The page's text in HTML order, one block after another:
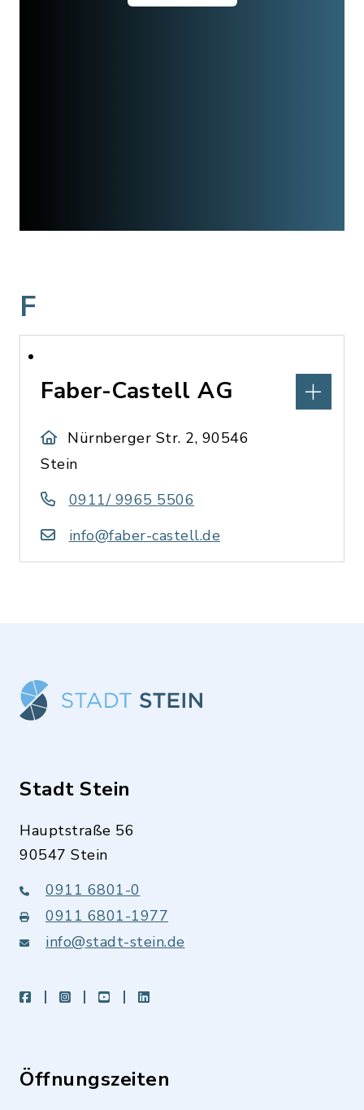
F
Faber-Castell AG
Nürnberger Str. 2, 90546
Stein
0911/ 9965 5506
info@faber-castell.de
Stadt Stein
Hauptstraße 56
90547 Stein
0911 6801-0
0911 6801-1977
info@stadt-stein.de
facebookinstagramyoutubeLinkedIn
Öffnungszeiten